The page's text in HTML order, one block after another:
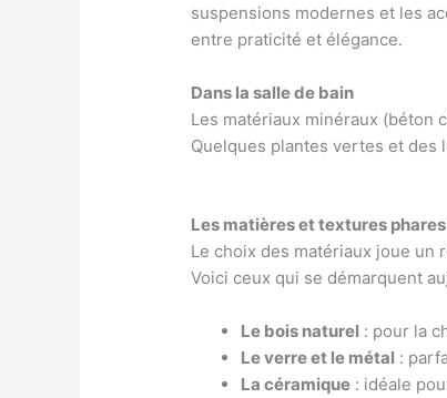
suspensions modernes et les
entre praticité et élégance.
Dans la salle de bain
Les matériaux minéraux (béton
Quelques plantes vertes et des
Les matières et textures
Le choix des matériaux joue un
Voici ceux qui se démarquent
Le bois naturel : pour la
Le verre et le métal :
La céramique : idéale